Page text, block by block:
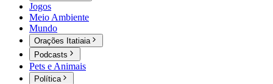
Jogos
Meio Ambiente
Mundo
Orações Itatiaia
Podcasts
Pets e Animais
Política